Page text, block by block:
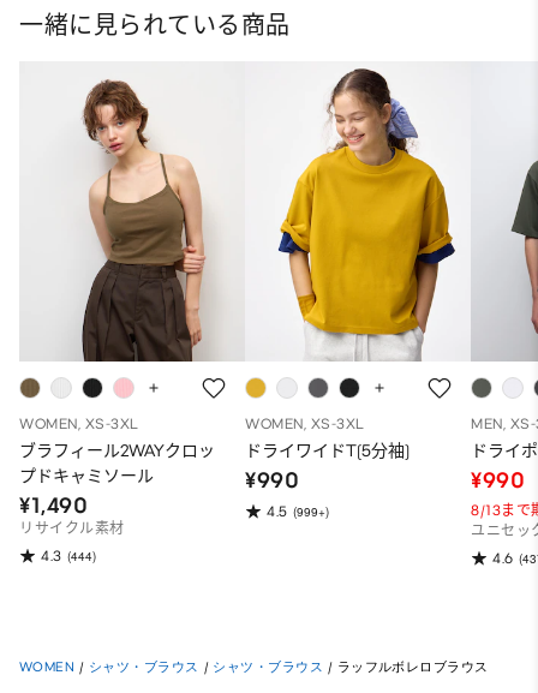
一緒に見られている商品
WOMEN, XS-3XL
ブラフィール2WAYクロッ
プドキャミソール
¥1,490
リサイクル素材
4.3 (444)
WOMEN, XS-3XL
ドライワイドT(5分袖)
¥990
4.5 (999+)
MEN,
ドライ
¥990
8/13まで
ユニセッ
4.6
WOMEN / シャツ・ブラウス / シャツ・ブラウス / ラッフルボレロブラウス